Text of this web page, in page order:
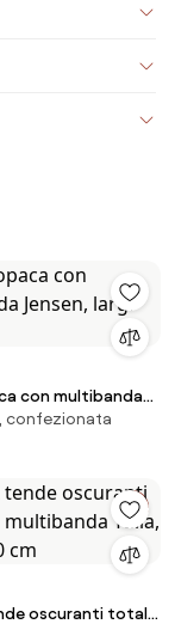
con multibanda
280 cm
confezionata
oscuranti totali